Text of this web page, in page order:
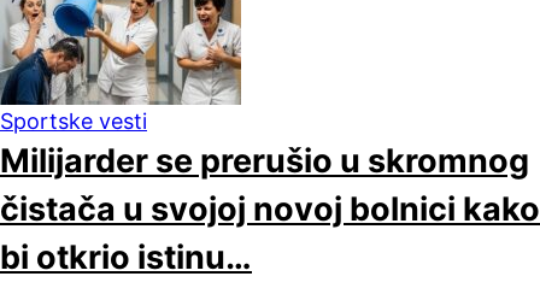
Sportske vesti
Milijarder se prerušio u skromnog
čistača u svojoj novoj bolnici kako
bi otkrio istinu…